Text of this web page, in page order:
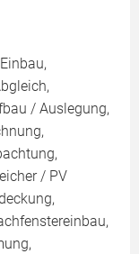
/ Auslegung,
/ PV